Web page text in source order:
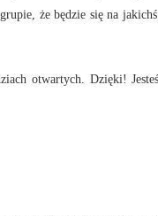
że będzie się na
otwartych. Dzięki!